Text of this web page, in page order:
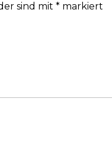
sind mit * markiert